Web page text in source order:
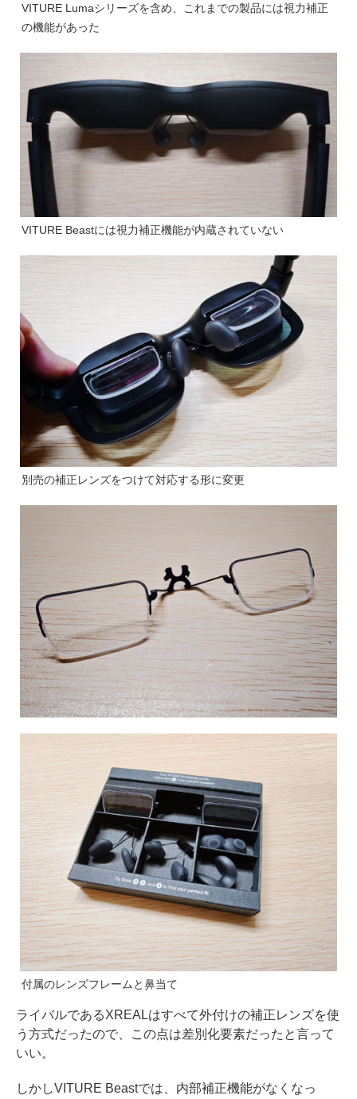
VITURE Lumaシリーズを含め、これまでの製品には視力補正
の機能があった
VITURE Beastには視力補正機能が内蔵されていない
別売の補正レンズをつけて対応する形に変更
付属のレンズフレームと鼻当て
ライバルであるXREALはすべて外付けの補正レンズを使
う方式だったので、この点は差別化要素だったと言って
いい。
しかしVITURE Beastでは、内部補正機能がなくなっ